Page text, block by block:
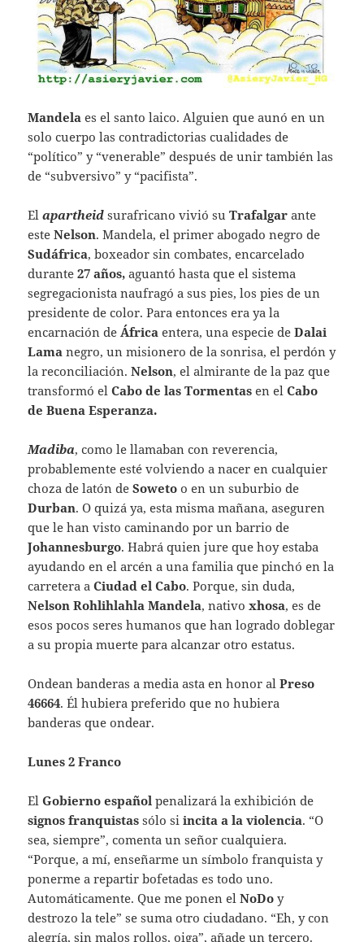
Mandela es el santo laico. Alguien que aunó en un
solo cuerpo las contradictorias cualidades de
“político” y “venerable” después de unir también las
de “subversivo” y “pacifista”.
Elapartheid surafricano vivió suTrafalgarante
esteNelson. Mandela, el primer abogado negro de
Sudáfrica, boxeador sin combates, encarcelado
durante 27 años, aguantó hasta que el sistema
segregacionista naufragó a sus pies, los pies de un
presidente de color. Para entonces era ya la
encarnación deÁfricaentera, una especie de Dalai
Lama negro, un misionero de la sonrisa, el perdón y
la reconciliación.Nelson, el almirante de la paz que
transformó elCabo de las Tormentas en elCabo
de Buena Esperanza.
Madiba, como le llamaban con reverencia,
probablemente esté volviendo a nacer en cualquier
choza de latón deSoweto o en un suburbio de
Durban. O quizá ya, esta misma mañana, aseguren
que le han visto caminando por un barrio de
Johannesburgo. Habrá quien jure que hoy estaba
ayudando en el arcén a una familia que pinchó en la
carretera aCiudad el Cabo. Porque, sin duda,
Nelson Rohlihlahla Mandela, nativoxhosa, es de
esos pocos seres humanos que han logrado doblegar
a su propia muerte para alcanzar otro estatus.
Ondean banderas a media asta en honor alPreso
46664. Él hubiera preferido que no hubiera
banderas que ondear.
Lunes 2 Franco
ElGobierno español penalizará la exhibición de
signos franquistassólo siincita a la violencia. “O
sea, siempre”, comenta un señor cualquiera.
“Porque, a mí, enseñarme un símbolo franquista y
ponerme a repartir bofetadas es todo uno.
Automáticamente. Que me ponen elNoDo y
destrozo la tele” se suma otro ciudadano. “Eh, y con
alegría, sin malos rollos, oiga”, añade un tercero.